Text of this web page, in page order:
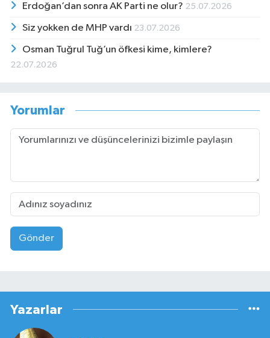
Erdoğan’dan sonra AK Parti ne olur? 25.07.2026
Siz yokken de MHP vardı 23.07.2026
Osman Tuğrul Tuğ’un öfkesi kime, kimlere?
22.07.2026
Yorumlar
Gönder
Yazarlar